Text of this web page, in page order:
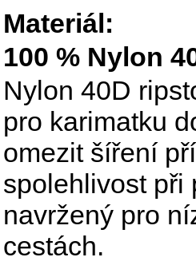
Materiál:
100 % Nylon
Nylon 40D
pro karimatku
omezit šíření
spolehlivost při
navržený pro
cestách.